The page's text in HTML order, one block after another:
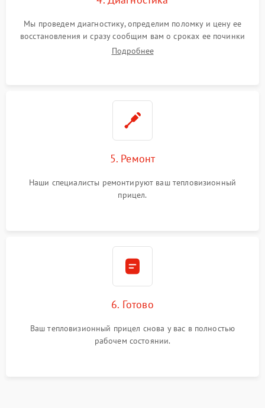
Мы проведем диагностику, определим поломку и цену ее
восстановления и сразу сообщим вам о сроках ее починки
Подробнее
5. Ремонт
Наши специалисты ремонтируют ваш тепловизионный
прицел.
6. Готово
Ваш тепловизионный прицел снова у вас в полностью
рабочем состоянии.